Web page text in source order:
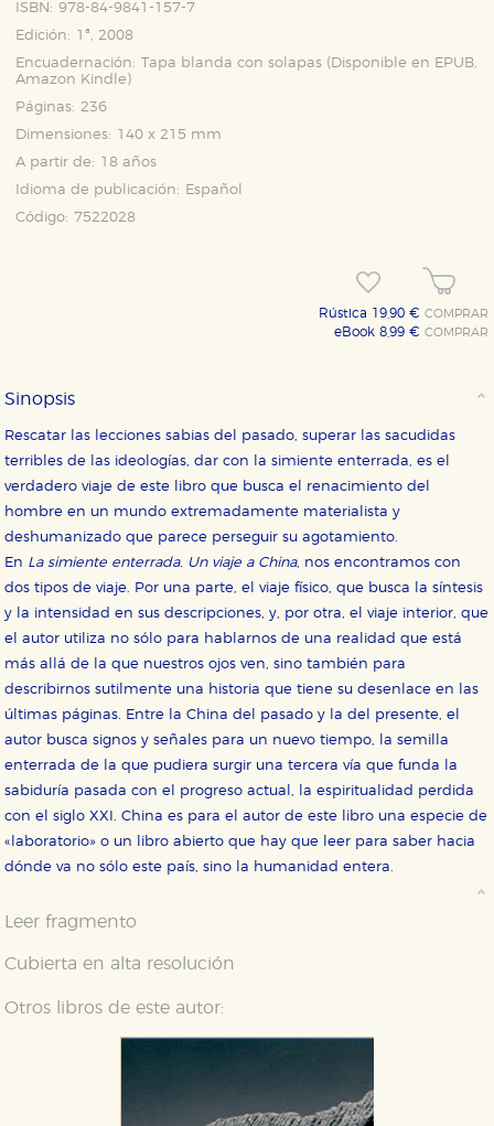
ISBN: 978-84-9841-157-7
Edición: 1ª, 2008
Encuadernación: Tapa blanda con solapas (Disponible en EPUB,
Amazon Kindle )
Páginas: 236
Dimensiones: 140 x 215 mm
A partir de: 18 años
Idioma de publicación:
Español
Código: 7522028
Rústica 19,90 €COMPRAR
eBook 8,99 €COMPRAR
Sinopsis
Rescatar las lecciones sabias del pasado, superar las sacudidas
terribles de las ideologías, dar con la simiente enterrada, es el
verdadero viaje de este libro que busca el renacimiento del
hombre en un mundo extremadamente materialista y
deshumanizado que parece perseguir su agotamiento.
En La simiente enterrada. Un viaje a China, nos encontramos con
dos tipos de viaje. Por una parte, el viaje físico, que busca la síntesis
y la intensidad en sus descripciones, y, por otra, el viaje interior, que
el autor utiliza no sólo para hablarnos de una realidad que está
más allá de la que nuestros ojos ven, sino también para
describirnos sutilmente una historia que tiene su desenlace en las
últimas páginas. Entre la China del pasado y la del presente, el
autor busca signos y señales para un nuevo tiempo, la semilla
enterrada de la que pudiera surgir una tercera vía que funda la
sabiduría pasada con el progreso actual, la espiritualidad perdida
con el siglo XXI. China es para el autor de este libro una especie de
«laboratorio» o un libro abierto que hay que leer para saber hacia
dónde va no sólo este país, sino la humanidad entera.
Leer fragmento
Cubierta en alta resolución
Otros libros de este autor: